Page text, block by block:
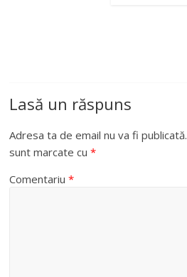
Lasă un răspuns
Adresa ta de email nu va fi publicată.
sunt marcate cu*
Comentariu*